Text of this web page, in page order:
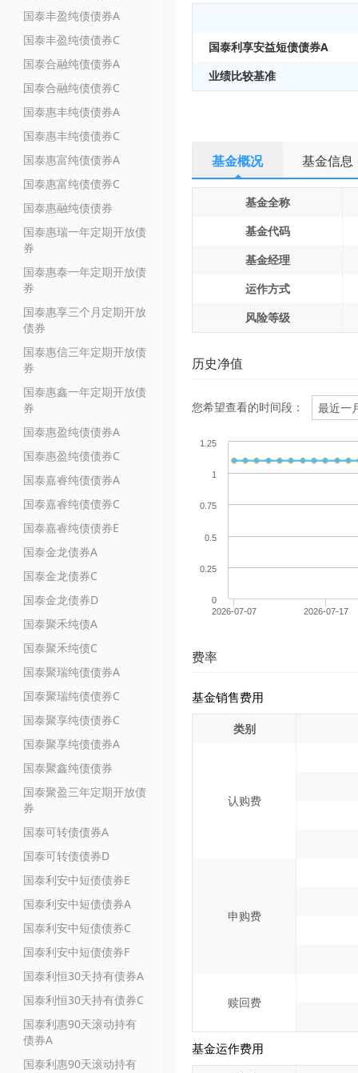
国泰丰盈纯债债券A
国泰丰盈纯债债券C
国泰合融纯债债券A
国泰合融纯债债券C
国泰惠丰纯债债券A
国泰惠丰纯债债券C
国泰惠富纯债债券A
国泰惠富纯债债券C
国泰惠融纯债债券
国泰惠瑞一年定期开放债
券
国泰惠泰一年定期开放债
券
国泰惠享三个月定期开放
债券
国泰惠信三年定期开放债
券
国泰惠鑫一年定期开放债
券
国泰惠盈纯债债券A
国泰惠盈纯债债券C
国泰嘉睿纯债债券A
国泰嘉睿纯债债券C
国泰嘉睿纯债债券E
国泰金龙债券A
国泰金龙债券C
国泰金龙债券D
国泰聚禾纯债A
国泰聚禾纯债C
国泰聚瑞纯债债券A
国泰聚瑞纯债债券C
国泰聚享纯债债券C
国泰聚享纯债债券A
国泰聚鑫纯债债券
国泰聚盈三年定期开放债
券
国泰可转债债券A
国泰可转债债券D
国泰利安中短债债券E
国泰利安中短债债券A
国泰利安中短债债券C
国泰利安中短债债券F
国泰利恒30天持有债券A
国泰利恒30天持有债券C
国泰利惠90天滚动持有
债券A
国泰利惠90天滚动持有
国泰利享安益短债债券A
业绩比较基准
基金概况 基金信息
基金全称
基金代码
基金经理
运作方式
风险等级
历史净值
您希望查看的时间段：
2026-07-07 2026-07-17
0
0.25
0.5
0.75
1
1.25
费率
基金销售费用
类别
认购费
申购费
赎回费
基金运作费用